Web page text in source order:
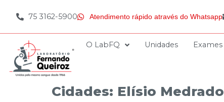
75 3162-5900 Atendimento rápido através do Whatsapp
O LabFQ Unidades Exames
Cidades: Elísio Medrado